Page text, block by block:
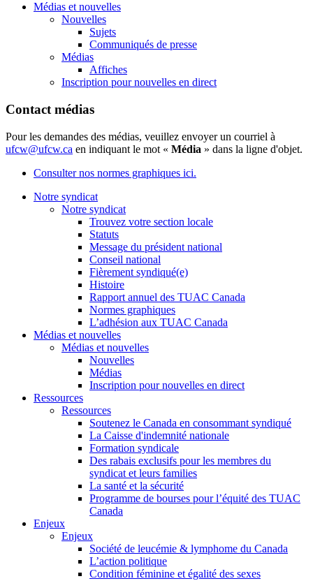
Médias et nouvelles
Nouvelles
Sujets
Communiqués de presse
Médias
Affiches
Inscription pour nouvelles en direct
Contact médias
Pour les demandes des médias, veuillez envoyer un courriel à
ufcw@ufcw.ca en indiquant le mot « Média » dans la ligne d'objet.
Consulter nos normes graphiques ici.
Notre syndicat
Notre syndicat
Trouvez votre section locale
Statuts
Message du président national
Conseil national
Fièrement syndiqué(e)
Histoire
Rapport annuel des TUAC Canada
Normes graphiques
L’adhésion aux TUAC Canada
Médias et nouvelles
Médias et nouvelles
Nouvelles
Médias
Inscription pour nouvelles en direct
Ressources
Ressources
Soutenez le Canada en consommant syndiqué
La Caisse d'indemnité nationale
Formation syndicale
Des rabais exclusifs pour les membres du
syndicat et leurs families
La santé et la sécurité
Programme de bourses pour l’équité des TUAC
Canada
Enjeux
Enjeux
Société de leucémie & lymphome du Canada
L’action politique
Condition féminine et égalité des sexes